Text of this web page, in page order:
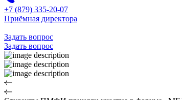
+7 (879) 335-20-07
Приёмная директора
Задать вопрос
Задать вопрос